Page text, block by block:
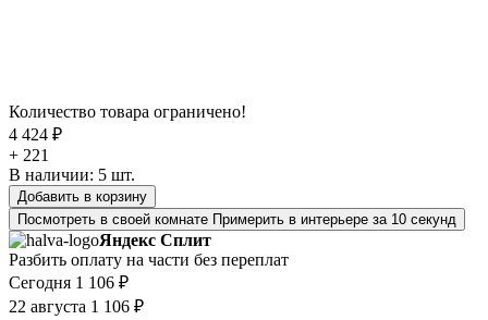
Количество товара ограничено!
4 424 ₽
+ 221
В наличии: 5 шт.
Добавить в корзину
Посмотреть в своей комнате Примерить в интерьере за 10 секунд
Яндекс Сплит
Разбить оплату на части без переплат
Сегодня 1 106 ₽
22 августа 1 106 ₽